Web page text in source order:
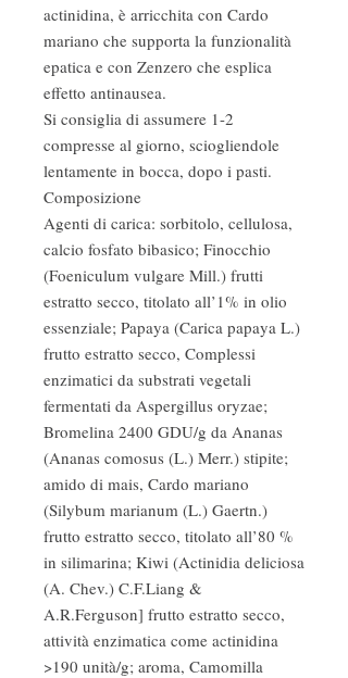
actinidina, è arricchita con Cardo
mariano che supporta la funzionalità
epatica e con Zenzero che esplica
effetto antinausea.
Si consiglia di assumere 1-2
compresse al giorno, sciogliendole
lentamente in bocca, dopo i pasti.
Composizione
Agenti di carica: sorbitolo, cellulosa,
calcio fosfato bibasico; Finocchio
(Foeniculum vulgare Mill.) frutti
estratto secco, titolato all’1% in olio
essenziale; Papaya (Carica papaya L.)
frutto estratto secco, Complessi
enzimatici da substrati vegetali
fermentati da Aspergillus oryzae;
Bromelina 2400 GDU/g da Ananas
(Ananas comosus (L.) Merr.) stipite;
amido di mais, Cardo mariano
(Silybum marianum (L.) Gaertn.)
frutto estratto secco, titolato all’80 %
in silimarina; Kiwi (Actinidia deliciosa
(A. Chev.) C.F.Liang &
A.R.Ferguson] frutto estratto secco,
attività enzimatica come actinidina
>190 unità/g; aroma, Camomilla